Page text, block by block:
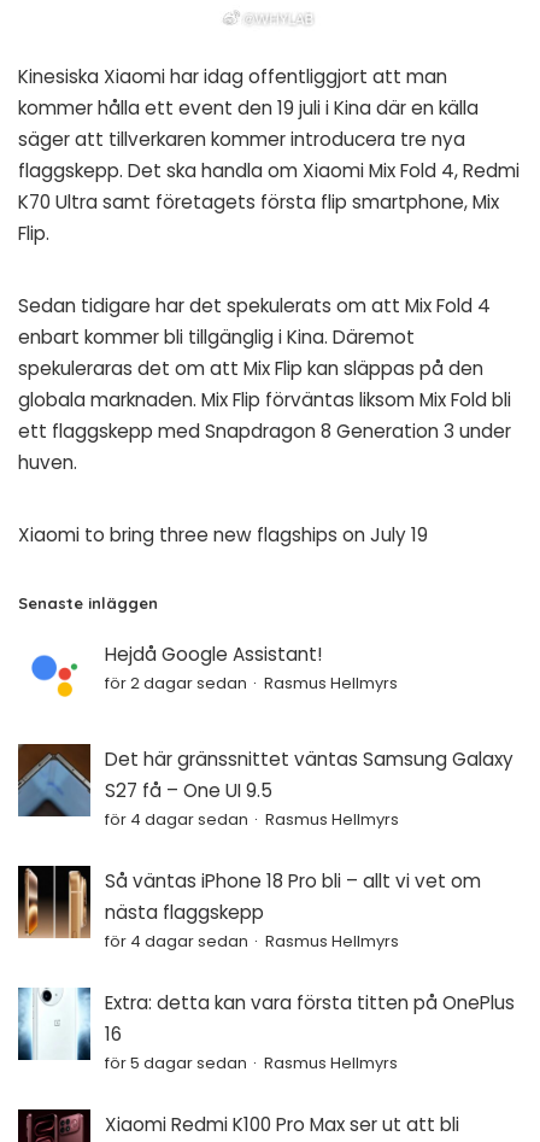
Kinesiska Xiaomi har idag offentliggjort att man
kommer hålla ett event den 19 juli i Kina där en källa
säger att tillverkaren kommer introducera tre nya
flaggskepp. Det ska handla om Xiaomi Mix Fold 4, Redmi
K70 Ultra samt företagets första flip smartphone, Mix
Flip.
Sedan tidigare har det spekulerats om att Mix Fold 4
enbart kommer bli tillgänglig i Kina. Däremot
spekuleraras det om att Mix Flip kan släppas på den
globala marknaden. Mix Flip förväntas liksom Mix Fold bli
ett flaggskepp med Snapdragon 8 Generation 3 under
huven.
Xiaomi to bring three new flagships on July 19
Senaste inläggen
Hejdå Google Assistant!
för 2 dagar sedan Rasmus Hellmyrs
Det här gränssnittet väntas Samsung Galaxy
S27 få – One UI 9.5
för 4 dagar sedan Rasmus Hellmyrs
Så väntas iPhone 18 Pro bli – allt vi vet om
nästa flaggskepp
för 4 dagar sedan Rasmus Hellmyrs
Extra: detta kan vara första titten på OnePlus
16
för 5 dagar sedan Rasmus Hellmyrs
Xiaomi Redmi K100 Pro Max ser ut att bli